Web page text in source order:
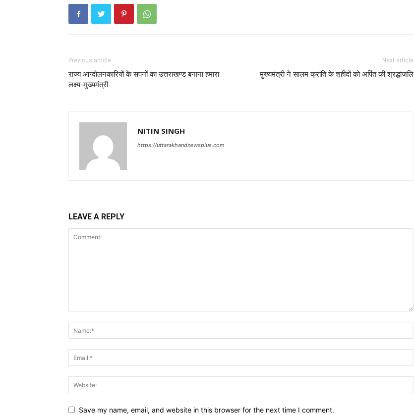
Previous article
राज्य आन्दोलनकारियों के सपनों का उत्तराखण्ड बनाना हमारा
लक्ष्य-मुख्यमंत्री
Next article
मुख्यमंत्री ने सालम क्रांति के शहीदों को अर्पित की श्रद्धांजलि
NITIN SINGH
https://uttarakhandnewsplus.com
LEAVE A REPLY
Save my name, email, and website in this browser for the next time I comment.